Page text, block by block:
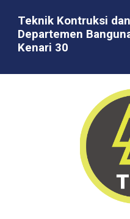
Teknik Kontruksi
Departemen
Kenari 30